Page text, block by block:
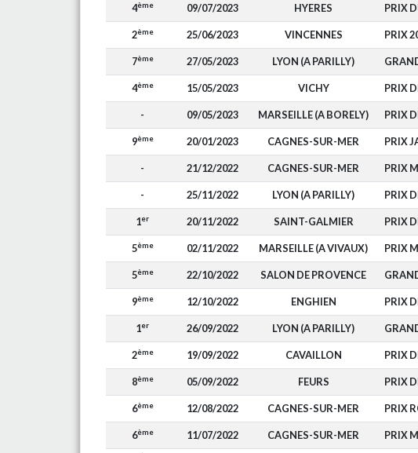
4ème 09/07/2023 HYERES PRIX
2ème 25/06/2023 VINCENNES PRIX
7ème 27/05/2023 LYON (A PARILLY)
4ème 15/05/2023 VICHY PRIX
- 09/05/2023 MARSEILLE (A BORELY) PRIX
9ème 20/01/2023 CAGNES-SUR-MER PRIX
- 21/12/2022 CAGNES-SUR-MER PRIX
- 25/11/2022 LYON (A PARILLY) PRIX
1er 20/11/2022 SAINT-GALMIER PRIX
5ème 02/11/2022 MARSEILLE (A VIVAUX) PRIX
5ème 22/10/2022 SALON DE PROVENCE
9ème 12/10/2022 ENGHIEN PRIX
1er 26/09/2022 LYON (A PARILLY)
2ème 19/09/2022 CAVAILLON PRIX
8ème 05/09/2022 FEURS PRIX
6ème 12/08/2022 CAGNES-SUR-MER PRIX
6ème 11/07/2022 CAGNES-SUR-MER PRIX